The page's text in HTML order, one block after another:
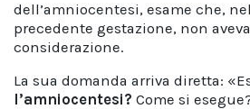
dell’amniocentesi, esame che,
precedente gestazione, non
considerazione.
La sua domanda arriva diretta:
l’amniocentesi? Come si